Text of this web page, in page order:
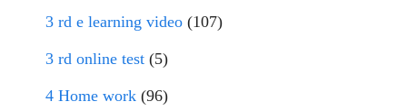
3 rd e learning video (107)
3 rd online test (5)
4 Home work (96)